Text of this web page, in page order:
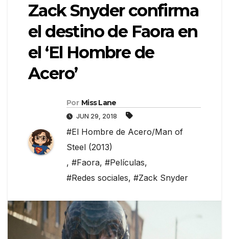
Zack Snyder confirma
el destino de Faora en
el ‘El Hombre de
Acero’
Por Miss Lane
JUN 29, 2018
#El Hombre de Acero/Man of
Steel (2013)
, #Faora, #Películas,
#Redes sociales, #Zack Snyder